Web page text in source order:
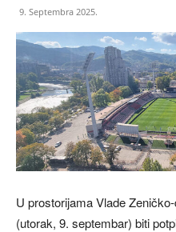
9. Septembra 2025.
U prostorijama Vlade
(utorak, 9. septembar) biti